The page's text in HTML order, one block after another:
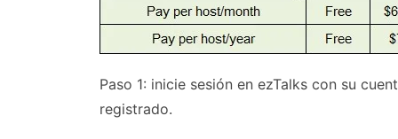
Paso 1: inicie sesión en ezTalks con su
registrado.